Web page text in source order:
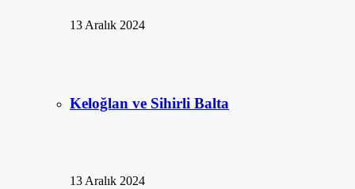
13 Aralık 2024
Keloğlan ve Sihirli Balta
13 Aralık 2024